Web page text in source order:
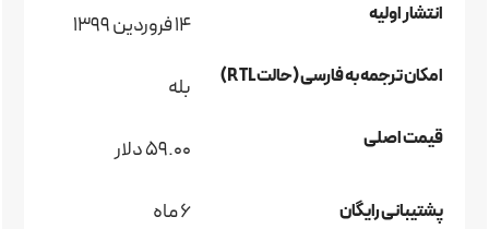
انتشار اولیه 14 فروردین 1399
امکان ترجمه به فارسی (حالت RTL) بله
قیمت اصلی 59.00 دلار
پشتیبانی رایگان 6 ماه